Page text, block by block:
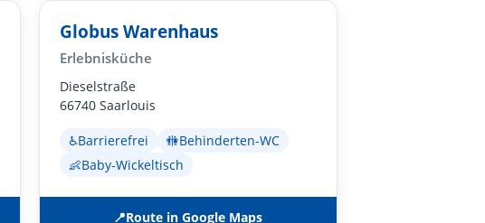
Globus Warenhaus
Erlebnisküche
Dieselstraße
66740 Saarlouis
♿Barrierefrei 🚻Behinderten-WC
👶Baby-Wickeltisch
📍Route in Google Maps